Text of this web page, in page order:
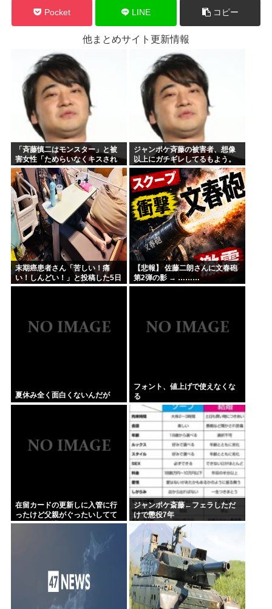
Pocket LINE コピー
他まとめサイト更新情報
「斉藤慎二はモンスター」と被
害女性「ためらいなくキスされ
口腔性交…」涙ながらに訴えた
被害後の”深刻なPTSD”
ジャンポケ斉藤の被害者、想像
以上にガチギレしてるもよう。
示談不可能か。
末期癌患者さん「苦しい！痛
い！しんどい！」と投稿した5日
後に穏やかに旅立つ
【悲報】 佐藤二朗さんに文春砲
第2弾の影 → ………
夏休み全く面白くないんだが
フォント、値上げで使えなくな
る
在留カードの更新しに入管に行
ったけど父親がぐったいしてて
こわい要介護3
ジャンポケ斎藤←フェラしただ
けで懲役7年